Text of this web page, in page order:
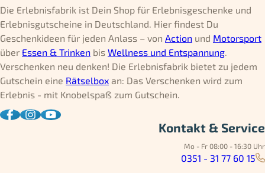
Die Erlebnisfabrik ist Dein Shop für Erlebnisgeschenke und
Erlebnisgutscheine in Deutschland. Hier findest Du
Geschenkideen für jeden Anlass – von Action und Motorsport
über Essen & Trinken bis Wellness und Entspannung.
Verschenken neu denken! Die Erlebnisfabrik bietet zu jedem
Gutschein eine Rätselbox an: Das Verschenken wird zum
Erlebnis - mit Knobelspaß zum Gutschein.
Kontakt & Service
Mo - Fr 08:00 - 16:30 Uhr
0351 - 31 77 60 15